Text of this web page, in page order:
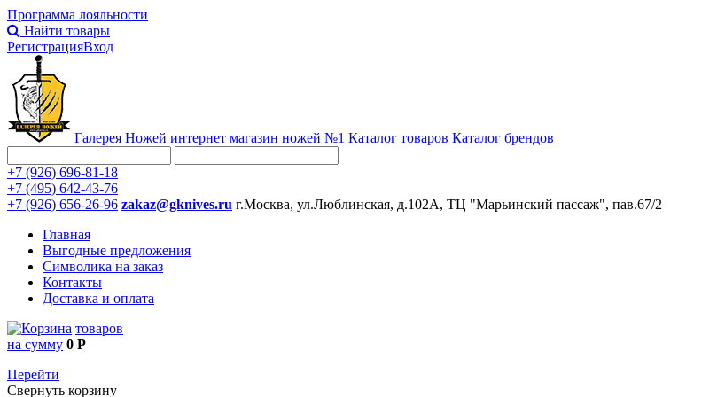
Программа лояльности
Найти товары
РегистрацияВход
Галерея Ножей интернет магазин ножей №1 Каталог товаров Каталог брендов
+7 (926) 696-81-18
+7 (495) 642-43-76
+7 (926) 656-26-96 zakaz@gknives.ru г.Москва, ул.Люблинская, д.102А, ТЦ "Марьинский пассаж", пав.67/2
Главная
Выгодные предложения
Символика на заказ
Контакты
Доставка и оплата
товаров
на сумму 0 Р
Перейти
Свернуть корзину